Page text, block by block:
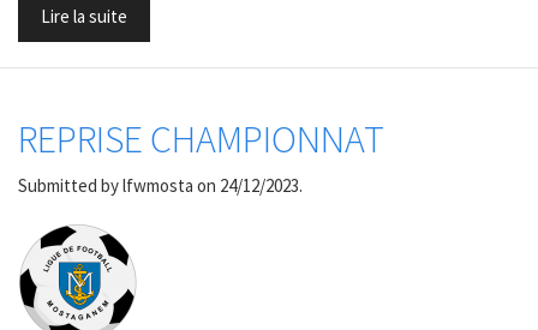
Lire la suite
REPRISE CHAMPIONNAT
Submitted bylfwmosta on 24/12/2023.